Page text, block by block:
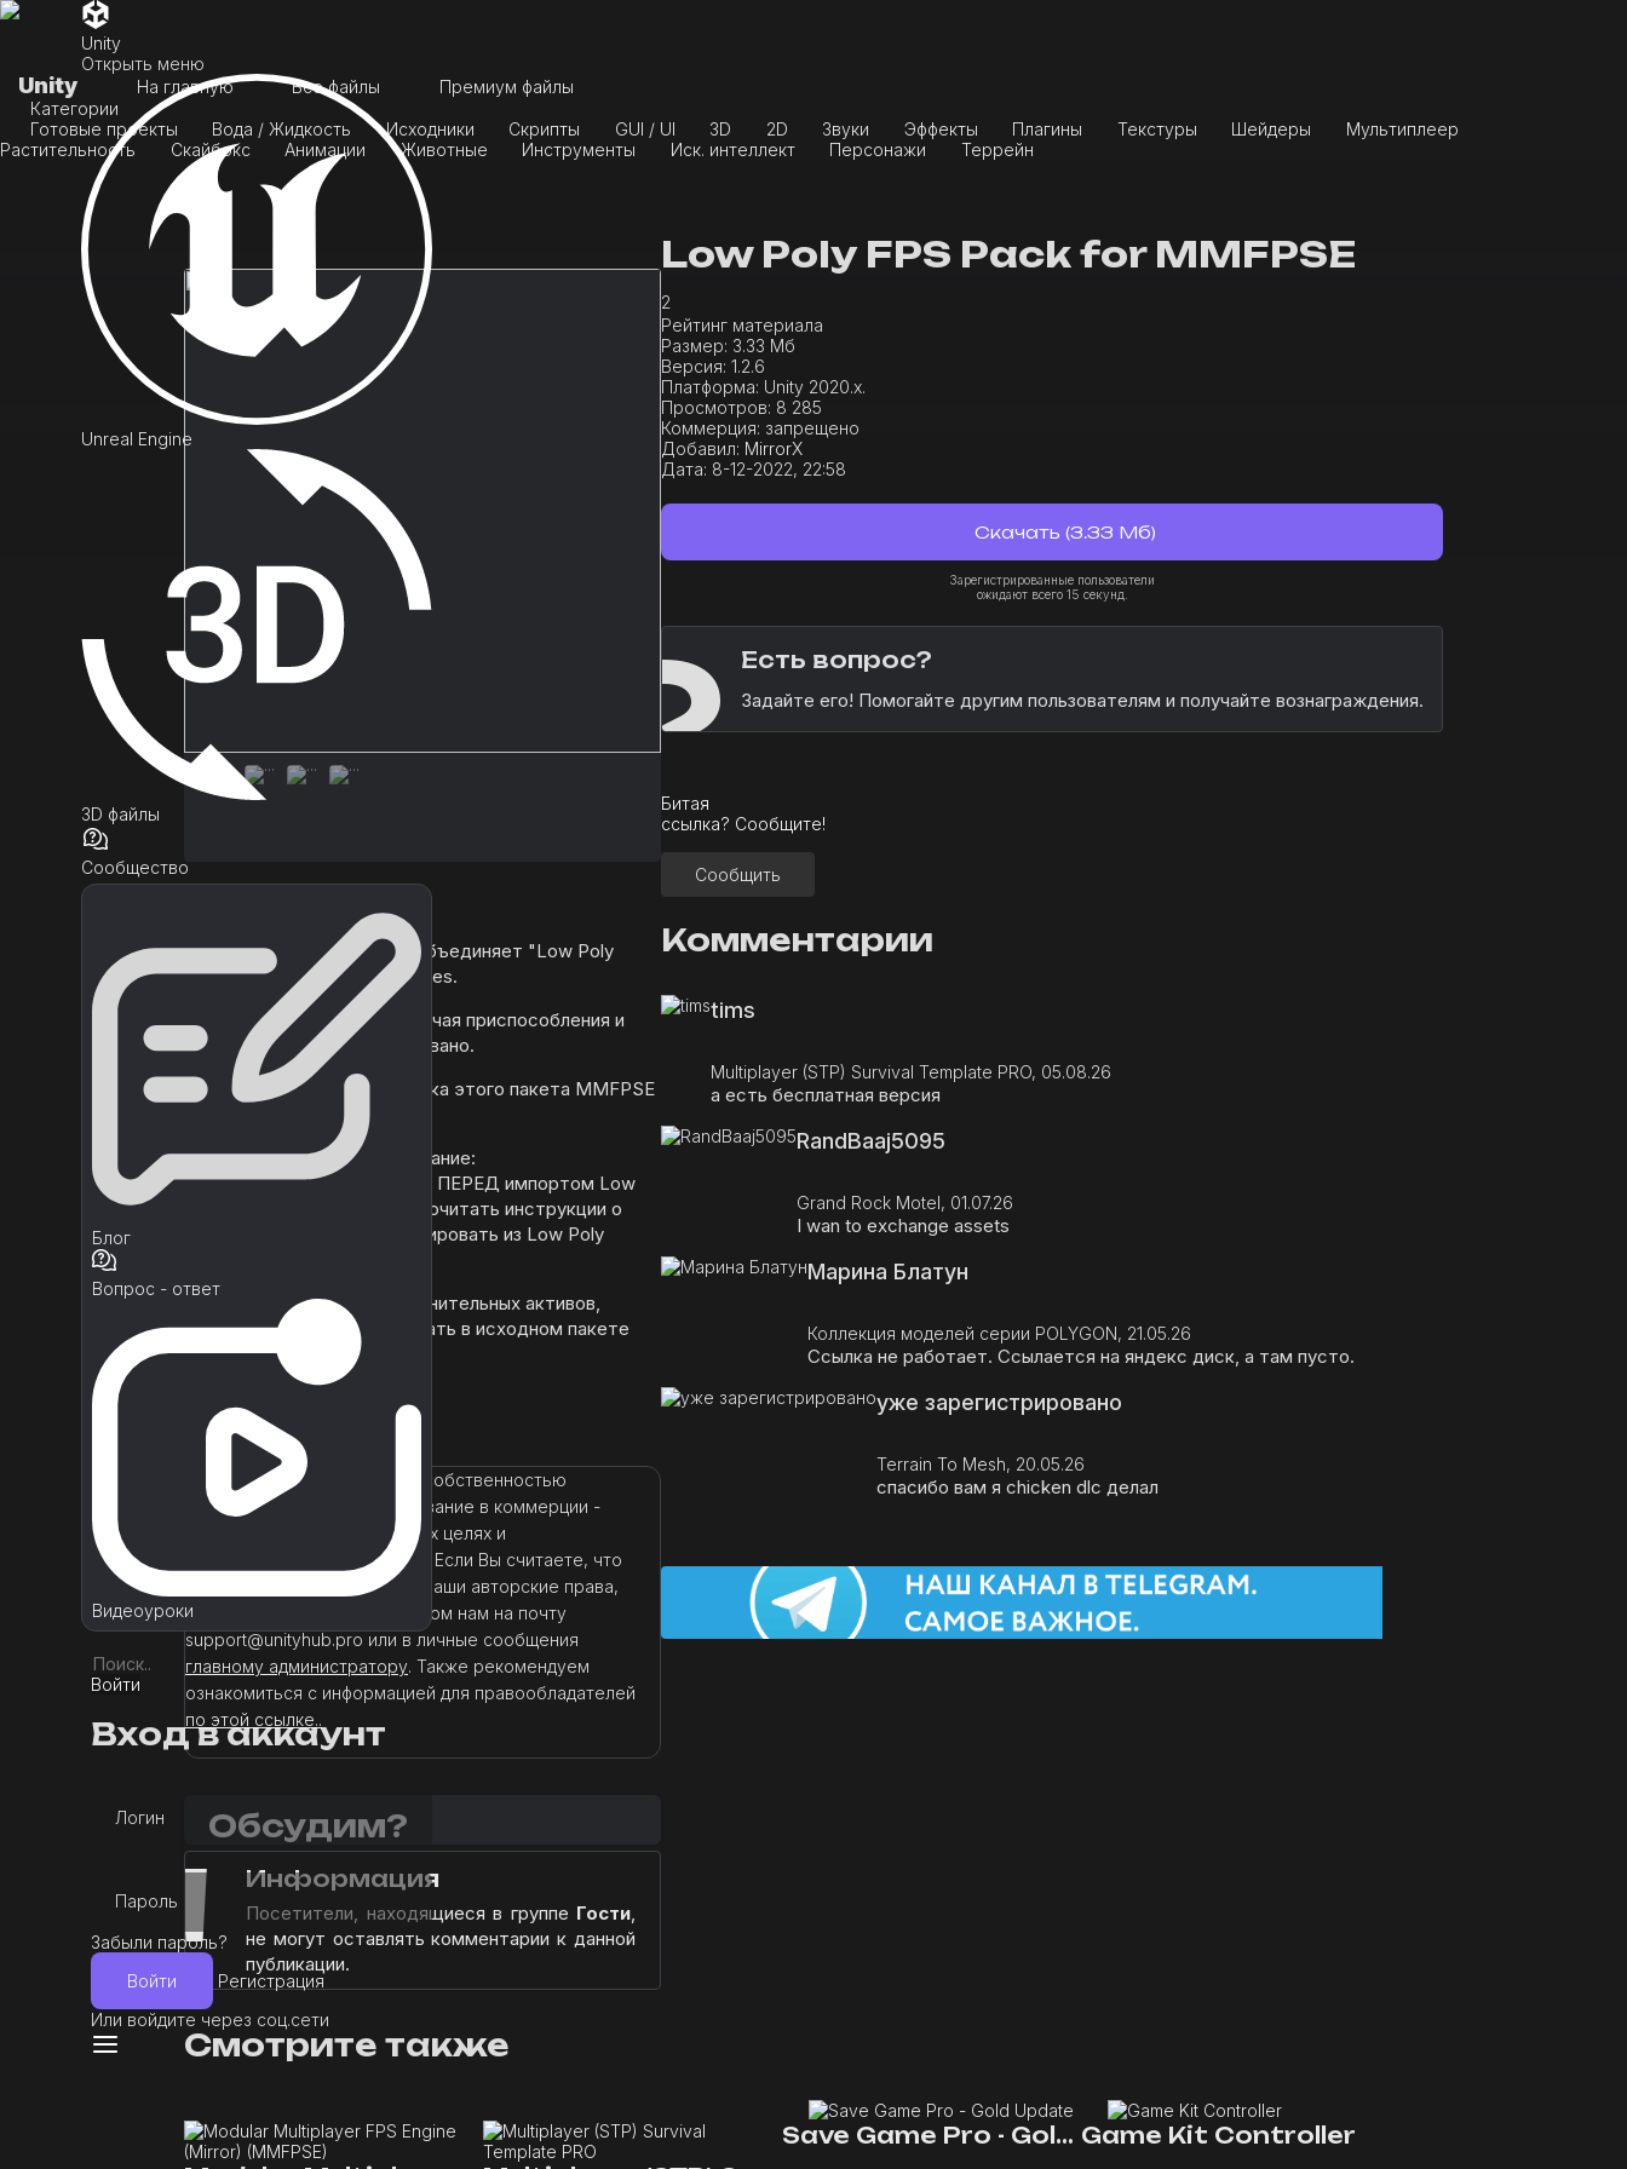
Unity
Открыть меню
Unreal Engine
3D файлы
Сообщество
Блог
Вопрос - ответ
Видеоуроки
Войти
Вход в аккаунт
Логин
Пароль
Забыли пароль?
Войти
Регистрация
Или войдите через соц.сети
Unity На главную Все файлы
Премиум файлы
Категории
Готовые проекты
Вода / Жидкость Исходники Скрипты GUI / UI 3D 2D Звуки Эффекты Плагины Текстуры Шейдеры
Мультиплеер
Растительность
Скайбокс Анимации Животные Инструменты Иск. интеллект Персонажи Террейн
Этот аддон для MMFPSE объединяет "Low Poly
Shooter Pack" от Infima Games.
Все оружие из набора, включая приспособления и
персонажа, было интегрировано.
Для этого требуется покупка этого пакета MMFPSE
и Low Poly Shooter Pack.
пожалуйста, обратите внимание:
Импортируйте этот ресурс ПЕРЕД импортом Low
Poly Shooter Pack, чтобы прочитать инструкции о
том, что вам нужно импортировать из Low Poly
Не включает никаких дополнительных активов,
которые могли отсутствовать в исходном пакете
активов
Данный материал является собственностью
правообладателя. Использование в коммерции -
запрещено! Только в учебных целях и
самостоятельного изучения. Если Вы считаете, что
данный материал нарушает ваши авторские права,
пожалуйста, сообщите об этом нам на почту
support@unityhub.pro или в личные сообщения
главному администратору. Также рекомендуем
ознакомиться с информацией для правообладателей
по этой ссылке..
Обсудим?
! Информация
Посетители, находящиеся в группе Гости,
не могут оставлять комментарии к данной
публикации.
Смотрите также
Save Game Pro - Gold Update Game Kit Controller
Low Poly FPS Pack for MMFPSE
2
Рейтинг материала
Размер: 3.33 Мб
Версия: 1.2.6
Платформа: Unity 2020.x.
Просмотров: 8 285
Коммерция: запрещено
Добавил: MirrorX
Дата: 8-12-2022, 22:58
Скачать (3.33 Мб)
Зарегистрированные пользователи
ожидают всего 15 секунд.
? Есть вопрос?
Задайте его! Помогайте другим пользователям и получайте вознаграждения.
Битая
ссылка? Сообщите!
Сообщить
Комментарии
tims
Multiplayer (STP) Survival Template PRO, 05.08.26
а есть бесплатная версия
RandBaaj5095
Grand Rock Motel, 01.07.26
I wan to exchange assets
Марина Блатун
Коллекция моделей серии POLYGON, 21.05.26
Ссылка не работает. Ссылается на яндекс диск, а там пусто.
уже зарегистрировано
Terrain To Mesh, 20.05.26
спасибо вам я chicken dlc делал